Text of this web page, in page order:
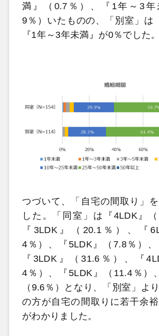
満』（0.7％）、『1年～3年
9％）いたものの、「別室」は
『1年～3年未満』が0％でした。
つづいて、「自宅の間取り」
した。「同室」は『4LDK』（
『3LDK』（20.1％）、『
4％）、『5LDK』（7.8％）
『3LDK』（31.6％）、『
4％）、『5LDK』（11.4％）
（9.6％）となり、「別室」よ
の方が自宅の間取りに若干余
がわかりました。